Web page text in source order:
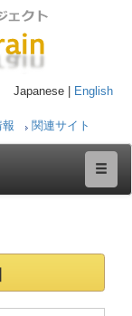
Japanese | English
報 関連サイト